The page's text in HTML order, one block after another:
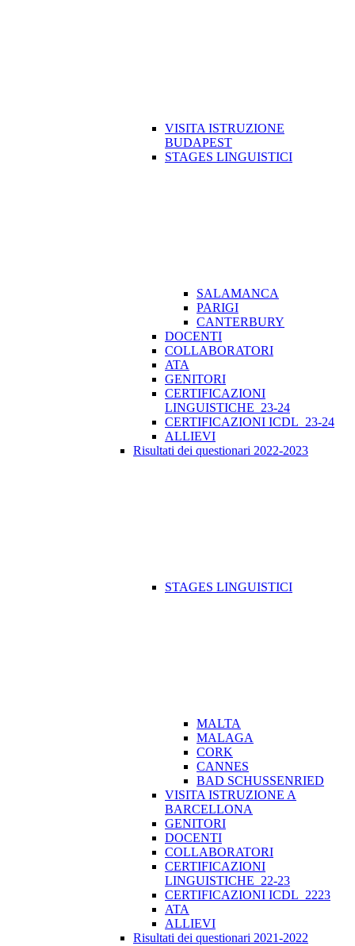
VISITA ISTRUZIONE
BUDAPEST
STAGES LINGUISTICI
SALAMANCA
PARIGI
CANTERBURY
DOCENTI
COLLABORATORI
ATA
GENITORI
CERTIFICAZIONI
LINGUISTICHE_23-24
CERTIFICAZIONI ICDL_23-24
ALLIEVI
Risultati dei questionari 2022-2023
STAGES LINGUISTICI
MALTA
MALAGA
CORK
CANNES
BAD SCHUSSENRIED
VISITA ISTRUZIONE A
BARCELLONA
GENITORI
DOCENTI
COLLABORATORI
CERTIFICAZIONI
LINGUISTICHE_22-23
CERTIFICAZIONI ICDL_2223
ATA
ALLIEVI
Risultati dei questionari 2021-2022